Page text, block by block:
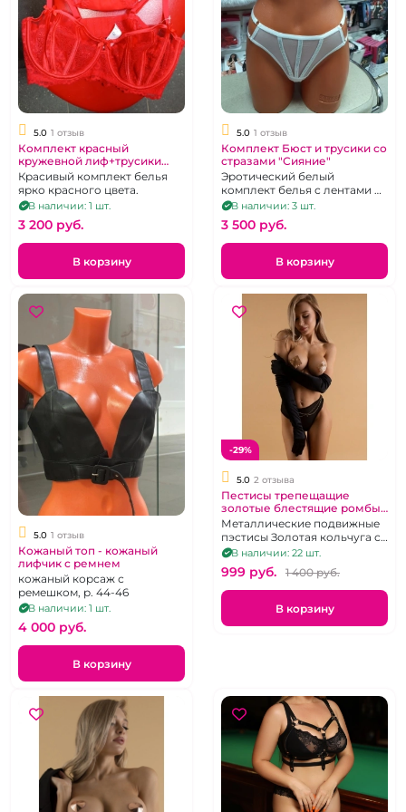
5.0 1 отзыв
Комплект красный
кружевной лиф+трусики
слипы
Красивый комплект белья
ярко красного цвета.
В наличии: 1 шт.
3 200 pуб.
В корзину
5.0 1 отзыв
Комплект Бюст и трусики со
стразами "Сияние"
Эротический белый
комплект белья с лентами из
страз, бюст+трусики. размер
85C
В наличии: 3 шт.
3 500 pуб.
В корзину
5.0 1 отзыв
Кожаный топ - кожаный
лифчик с ремнем
кожаный корсаж с
ремешком, р. 44-46
В наличии: 1 шт.
4 000 pуб.
В корзину
-29%
5.0 2 отзыва
Пестисы трепещащие
золотые блестящие ромбы
"Le Frivole"
Металлические подвижные
пэстисы Золотая кольчуга с
мягкой структурой
плетения.
В наличии: 22 шт.
999 pуб. 1 400 pуб.
В корзину